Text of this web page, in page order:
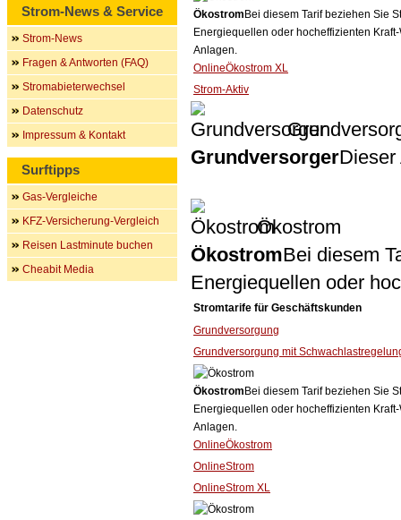
Ökostrom Bei diesem Tarif beziehen Sie
Energiequellen oder hocheffizienten
Anlagen.
OnlineÖkostrom XL
Strom-Aktiv
GrundversorgerDieser
Ökostrom
ÖkostromBei diesem
Energiequellen oder
Stromtarife für Geschäftskunden
Grundversorgung
Grundversorgung mit
Ökostrom Bei diesem Tarif beziehen Sie
Energiequellen oder hocheffizienten
Anlagen.
OnlineÖkostrom
OnlineStrom
OnlineStrom XL
Strom-News & Service
Strom-News
Fragen & Antworten (FAQ)
Stromabieterwechsel
Datenschutz
Impressum & Kontakt
Surftipps
Gas-Vergleiche
KFZ-Versicherung-Vergleich
Reisen Lastminute buchen
Cheabit Media